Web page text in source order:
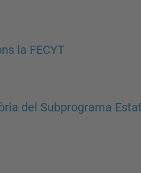
la FECYT
del Subprograma